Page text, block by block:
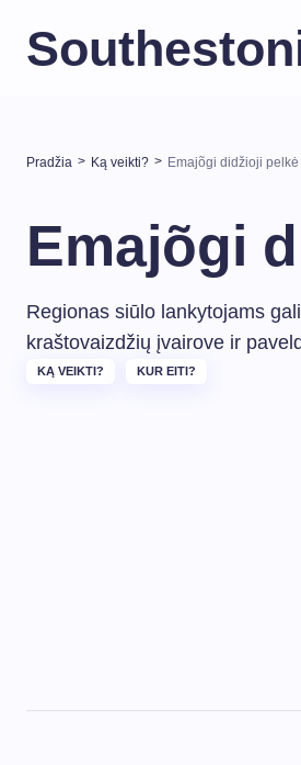
Pradžia > Ką veikti? > Emajõgi didžioji pelkė
Emajõgi
Regionas siūlo lankytojams
kraštovaizdžių įvairove ir
KĄ VEIKTI? KUR EITI?